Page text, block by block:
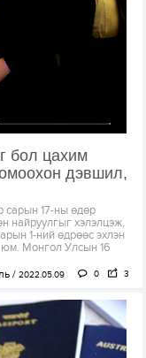
бол цахим
дэвшил,
сарын 17-ны өдөр
найруулгыг хэлэлцэж,
1-ний өдрөөс эхлэн
юм. Монгол Улсын 16
2022.05.09 0 3